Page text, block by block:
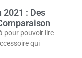
2021 : Des
pour pouvoir lire
qui